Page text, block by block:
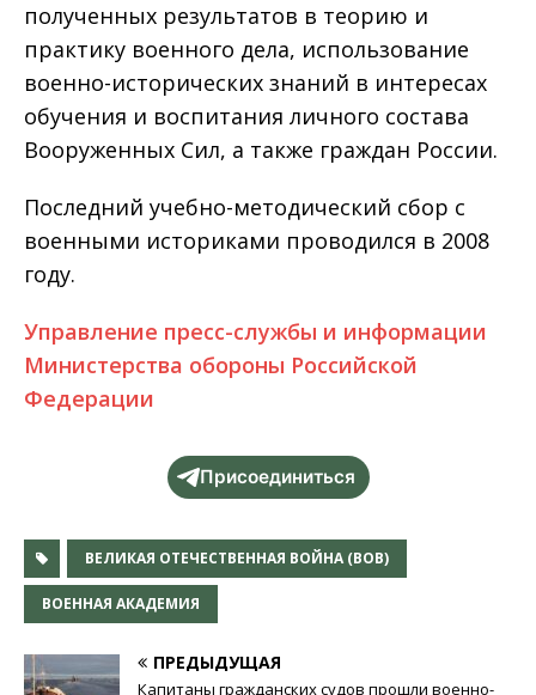
полученных результатов в теорию и
практику военного дела, использование
военно-исторических знаний в интересах
обучения и воспитания личного состава
Вооруженных Сил, а также граждан России.
Последний учебно-методический сбор с
военными историками проводился в 2008
году.
Управление пресс-службы и информации
Министерства обороны Российской
Федерации
Присоединиться
ВЕЛИКАЯ ОТЕЧЕСТВЕННАЯ ВОЙНА (ВОВ)
ВОЕННАЯ АКАДЕМИЯ
ПРЕДЫДУЩАЯ
Капитаны гражданских судов прошли военно-